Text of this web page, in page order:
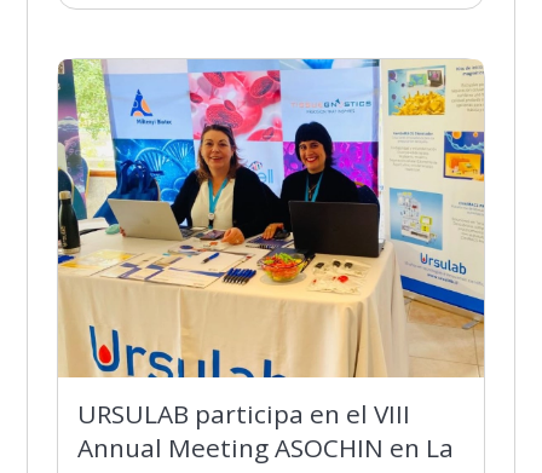
URSULAB participa en el VIII
Annual Meeting ASOCHIN en La